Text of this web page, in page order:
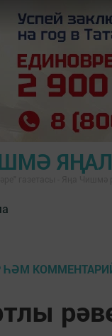
ҺӘМ